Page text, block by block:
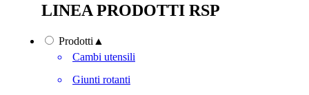
LINEA PRODOTTI RSP
Prodotti ▲
Cambi utensili
Giunti rotanti